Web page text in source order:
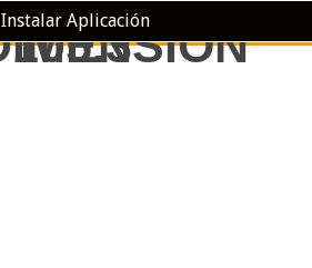
Instalar Aplicación